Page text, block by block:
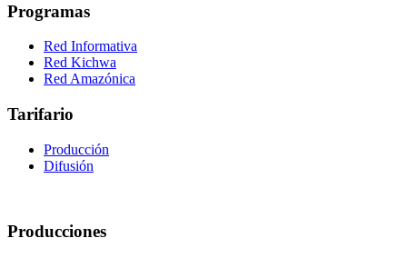
Programas
Red Informativa
Red Kichwa
Red Amazónica
Tarifario
Producción
Difusión
Producciones